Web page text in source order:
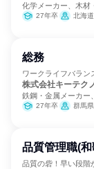
化学メーカー、木材
27年卒 北海道、青森県、岩手県、宮城県、福島県、茨城
総務
ワークライフバラン
株式会社キーテク
鉄鋼・金属メーカー
27年卒 群馬県
品質管理職(
品質の砦！早い段階